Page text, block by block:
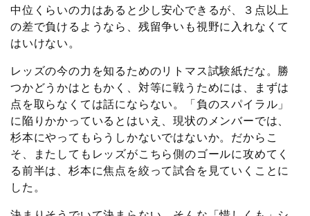
中位くらいの力はあると少し安心できるが、３点以上
の差で負けるようなら、残留争いも視野に入れなくて
はいけない。
レッズの今の力を知るためのリトマス試験紙だな。勝
つかどうかはともかく、対等に戦うためには、まずは
点を取らなくては話にならない。「負のスパイラル」
に陥りかかっているとはいえ、現状のメンバーでは、
杉本にやってもらうしかないではないか。だからこ
そ、またしてもレッズがこちら側のゴールに攻めてく
る前半は、杉本に焦点を絞って試合を見ていくことに
した。